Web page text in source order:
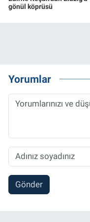
gönül köprüsü
Yorumlar
Gönder